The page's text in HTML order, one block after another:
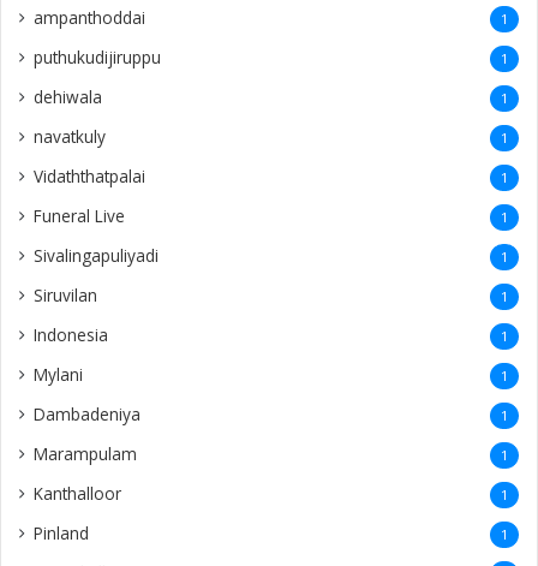
ampanthoddai 1
puthukudijiruppu 1
dehiwala 1
navatkuly 1
Vidaththatpalai 1
Funeral Live 1
Sivalingapuliyadi 1
Siruvilan 1
Indonesia 1
Mylani 1
Dambadeniya 1
Marampulam 1
Kanthalloor 1
Pinland 1